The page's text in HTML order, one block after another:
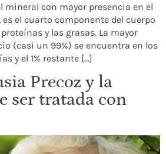
mineral con mayor presencia en el
el cuarto componente del cuerpo
y las grasas. La mayor
(casi un 99%) se encuentra en los
y el 1% restante […]
Precoz y la
ser tratada con